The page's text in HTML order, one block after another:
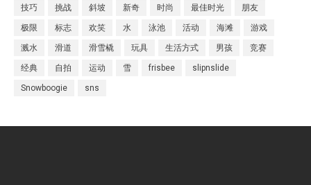
技巧 挑战 斜坡 新奇 时尚 最佳时光 朋友
极限 标志 欢笑 水 泳池 活动 海滩 游戏
溅水 滑道 滑雪橇 玩具 生活方式 男孩 竞赛
经典 自拍 运动 雪 frisbee slipnslide
Snowboogie sns